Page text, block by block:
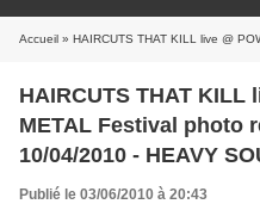
Accueil » HAIRCUTS THAT KILL live @ POWER PROG & METAL
HAIRCUTS THAT KILL
METAL Festival photo
10/04/2010 - HEAVY
Publié le 03/06/2010 à 20:43